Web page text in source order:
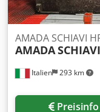
Italien 293 km
AMADA SCHIAVI
AMADA
Preisinfo